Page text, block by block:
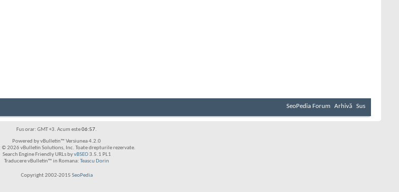
SeoPedia Forum Arhivă Sus
Fus orar: GMT +3. Acum este06:57.
Powered by vBulletin™ Versiunea 4.2.0
© 2026 vBulletin Solutions, Inc. Toate drepturile rezervate.
Search Engine Friendly URLs byvBSEO3.5.1 PL1
Traducere vBulletin™ in Romana: Teascu Dorin
Copyright 2002-2015 SeoPedia